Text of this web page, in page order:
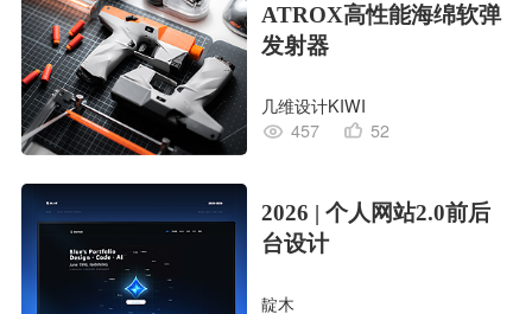
ATROX高性能海绵软弹
发射器
几维设计KIWI
457
52
2026 | 个人网站2.0前后
台设计
靛木